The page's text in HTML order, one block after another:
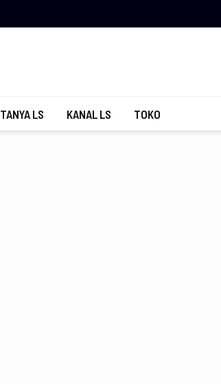
TANYA LS KANAL LS TOKO